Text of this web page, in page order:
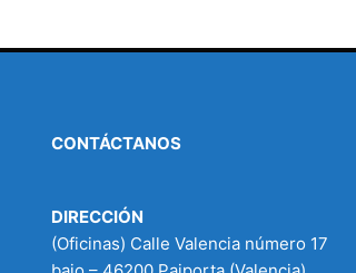
CONTÁCTANOS
DIRECCIÓN
(Oficinas) Calle Valencia número 17